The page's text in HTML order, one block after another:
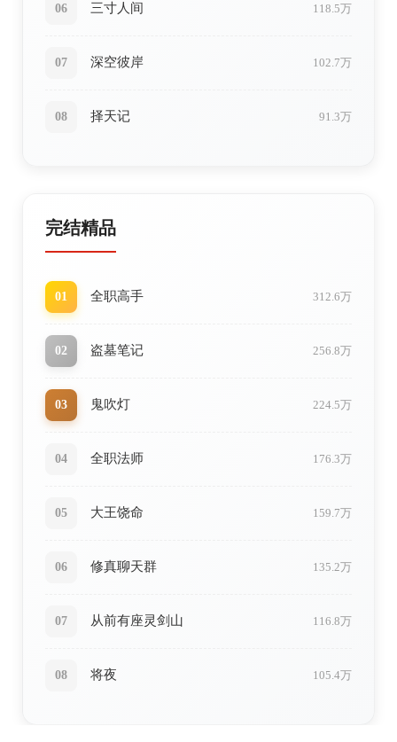
06 三寸人间 118.5万
07 深空彼岸 102.7万
08 择天记 91.3万
完结精品
01 全职高手 312.6万
02 盗墓笔记 256.8万
03 鬼吹灯 224.5万
04 全职法师 176.3万
05 大王饶命 159.7万
06 修真聊天群 135.2万
07 从前有座灵剑山 116.8万
08 将夜 105.4万